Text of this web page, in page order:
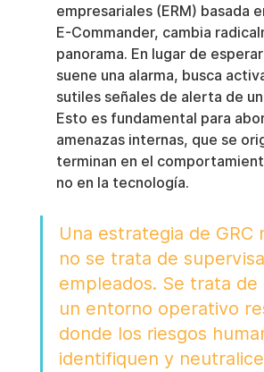
empresariales (ERM) basada
E-Commander, cambia
panorama. En lugar de
suene una alarma, busca
sutiles señales de alerta de
Esto es fundamental para
amenazas internas, que se
terminan en el
no en la tecnología.
Una estrategia de GRC
no se trata de
empleados. Se trata
un entorno operativo
donde los riesgos
identifiquen y